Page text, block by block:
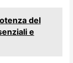
del
e